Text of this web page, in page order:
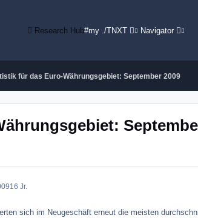
Research Hub#my ./TNXT Navigator
für das Euro-Währungsgebiet: September 2009
16 Jr.
sich im Neugeschäft erneut die meisten